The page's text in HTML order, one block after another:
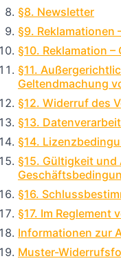
§8. Newsletter
§9.
§10. Reklamation
§11.
Geltendmachung
§12. Widerruf des
§13.
§14.
§15. Gültigkeit und
§16.
§17. Im Reglement
Informationen zur
Muster-